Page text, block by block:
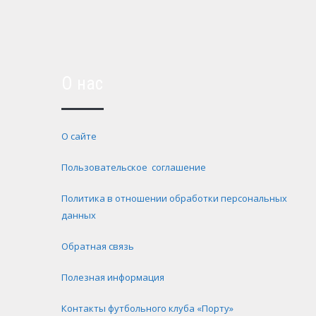
О сайте
Пользовательское соглашение
Политика в отношении обработки персональных
данных
Обратная связь
Полезная информация
Контакты футбольного клуба «Порту»